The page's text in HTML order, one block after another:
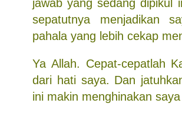
jawab yang sedang dipikul
sepatutnya menjadikan
pahala yang lebih cekap
Ya Allah. Cepat-cepatlah
dari hati saya. Dan
ini makin menghinakan